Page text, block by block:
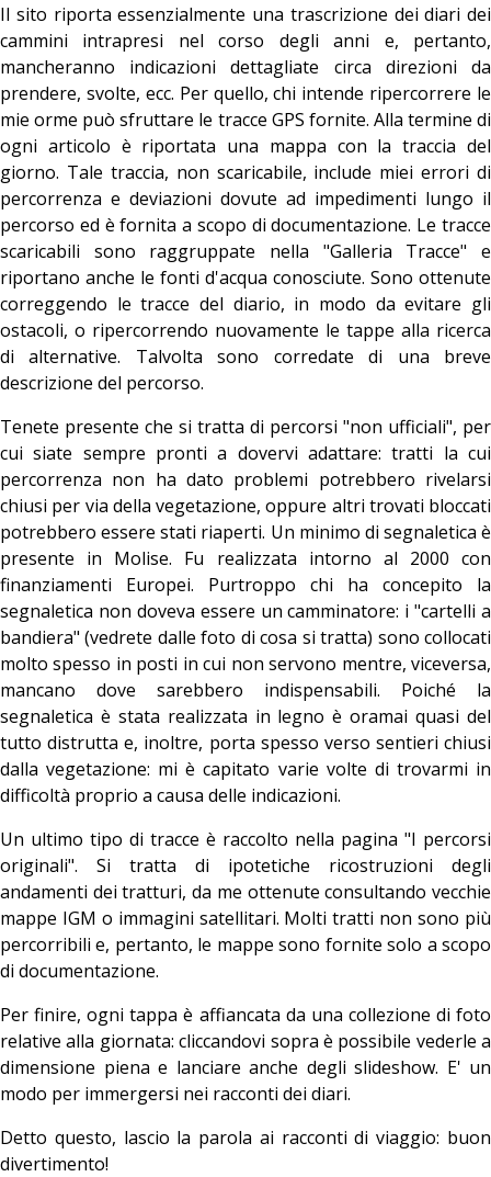
Il sito riporta essenzialmente una trascrizione dei diari dei
cammini intrapresi nel corso degli anni e, pertanto,
mancheranno indicazioni dettagliate circa direzioni da
prendere, svolte, ecc. Per quello, chi intende ripercorrere le
mie orme può sfruttare le tracce GPS fornite. Alla termine di
ogni articolo è riportata una mappa con la traccia del
giorno. Tale traccia, non scaricabile, include miei errori di
percorrenza e deviazioni dovute ad impedimenti lungo il
percorso ed è fornita a scopo di documentazione. Le tracce
scaricabili sono raggruppate nella "Galleria Tracce" e
riportano anche le fonti d'acqua conosciute. Sono ottenute
correggendo le tracce del diario, in modo da evitare gli
ostacoli, o ripercorrendo nuovamente le tappe alla ricerca
di alternative. Talvolta sono corredate di una breve
descrizione del percorso.
Tenete presente che si tratta di percorsi "non ufficiali", per
cui siate sempre pronti a dovervi adattare: tratti la cui
percorrenza non ha dato problemi potrebbero rivelarsi
chiusi per via della vegetazione, oppure altri trovati bloccati
potrebbero essere stati riaperti. Un minimo di segnaletica è
presente in Molise. Fu realizzata intorno al 2000 con
finanziamenti Europei. Purtroppo chi ha concepito la
segnaletica non doveva essere un camminatore: i "cartelli a
bandiera" (vedrete dalle foto di cosa si tratta) sono collocati
molto spesso in posti in cui non servono mentre, viceversa,
mancano dove sarebbero indispensabili. Poiché la
segnaletica è stata realizzata in legno è oramai quasi del
tutto distrutta e, inoltre, porta spesso verso sentieri chiusi
dalla vegetazione: mi è capitato varie volte di trovarmi in
difficoltà proprio a causa delle indicazioni.
Un ultimo tipo di tracce è raccolto nella pagina "I percorsi
originali". Si tratta di ipotetiche ricostruzioni degli
andamenti dei tratturi, da me ottenute consultando vecchie
mappe IGM o immagini satellitari. Molti tratti non sono più
percorribili e, pertanto, le mappe sono fornite solo a scopo
di documentazione.
Per finire, ogni tappa è affiancata da una collezione di foto
relative alla giornata: cliccandovi sopra è possibile vederle a
dimensione piena e lanciare anche degli slideshow. E' un
modo per immergersi nei racconti dei diari.
Detto questo, lascio la parola ai racconti di viaggio: buon
divertimento!